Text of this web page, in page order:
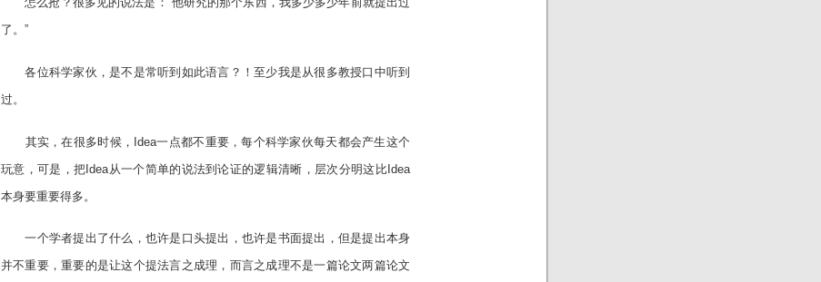
了。”
各位科学家伙，是不是常听到如此语言？！至少我是从很多教授口中听到
过。
其实，在很多时候，Idea一点都不重要，每个科学家伙每天都会产生这个
玩意，可是，把Idea从一个简单的说法到论证的逻辑清晰，层次分明这比Idea
本身要重要得多。
一个学者提出了什么，也许是口头提出，也许是书面提出，但是提出本身
并不重要，重要的是让这个提法言之成理，而言之成理不是一篇论文两篇论文